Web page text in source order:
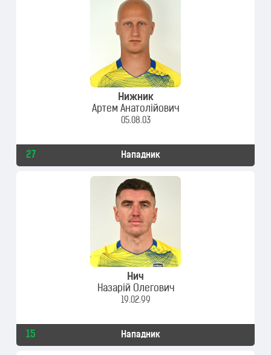
Нижник
Артем Анатолійович
05.08.03
27 Нападник
Нич
Назарій Олегович
19.02.99
15 Нападник